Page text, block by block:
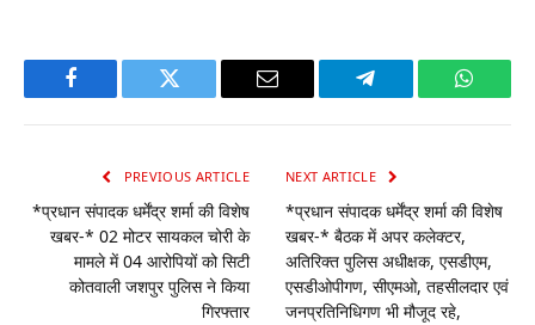
Facebook Twitter Email Telegram
PREVIOUS ARTICLE
*प्रधान संपादक धर्मेंद्र शर्मा की विशेष
खबर-* 02 मोटर सायकल चोरी के
मामले में 04 आरोपियों को सिटी
कोतवाली जशपुर पुलिस ने किया
गिरफ्तार
NEXT ARTICLE
*प्रधान संपादक धर्मेंद्र शर्मा की विशेष
खबर-* बैठक में अपर कलेक्टर,
अतिरिक्त पुलिस अधीक्षक, एसडीएम,
एसडीओपीगण, सीएमओ, तहसीलदार एवं
जनप्रतिनिधिगण भी मौजूद रहे,